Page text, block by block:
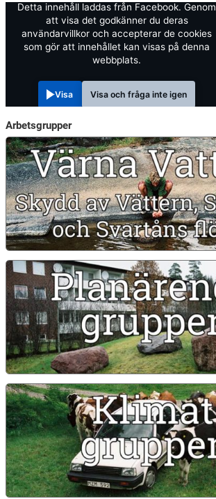
Detta innehåll laddas från Facebook. Genom
att visa det godkänner du deras
användarvillkor och accepterar de cookies
som gör att innehållet kan visas på denna
webbplats.
Visa Visa och fråga inte igen
Arbetsgrupper